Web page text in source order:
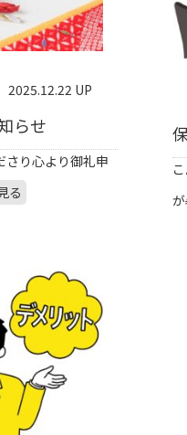
2025.12.22 UP
らせ
さり心より御礼申
る